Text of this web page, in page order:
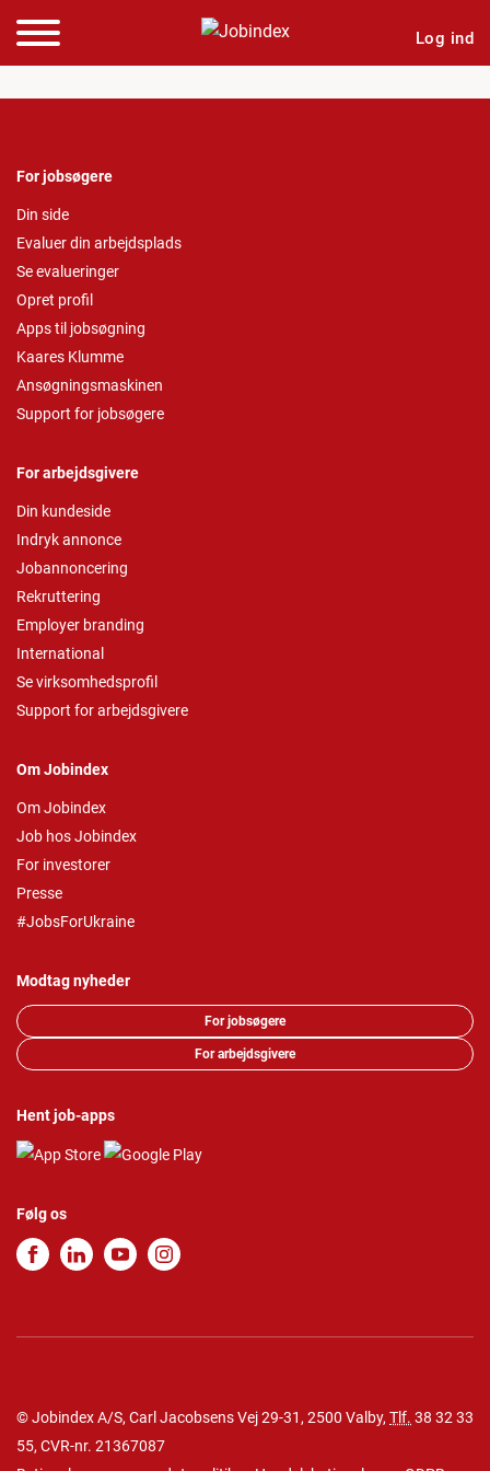
Log ind
For jobsøgere
Din side
Evaluer din arbejdsplads
Se evalueringer
Opret profil
Apps til jobsøgning
Kaares Klumme
Ansøgningsmaskinen
Support for jobsøgere
For arbejdsgivere
Din kundeside
Indryk annonce
Jobannoncering
Rekruttering
Employer branding
International
Se virksomhedsprofil
Support for arbejdsgivere
Om Jobindex
Om Jobindex
Job hos Jobindex
For investorer
Presse
#JobsForUkraine
Modtag nyheder
For jobsøgere
For arbejdsgivere
Hent job-apps
Følg os
© Jobindex A/S, Carl Jacobsens Vej 29-31, 2500 Valby, Tlf. 38 32 33
55, CVR-nr. 21367087